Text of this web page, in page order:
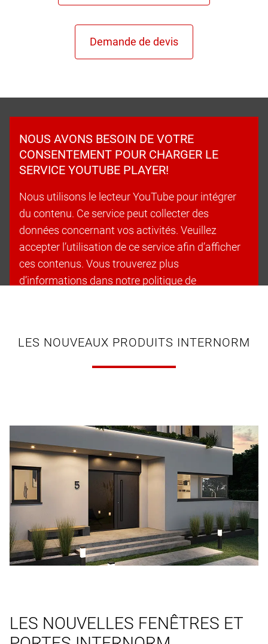
NOUS AVONS BESOIN DE VOTRE
CONSENTEMENT POUR CHARGER LE
SERVICE YOUTUBE PLAYER!
Nous utilisons le lecteur YouTube pour intégrer
du contenu. Ce service peut collecter des
données concernant vos activités. Veuillez
accepter l’utilisation de ce service afin d’afficher
ces contenus. Vous trouverez plus
d’informations dans notre politique de
LES NOUVEAUX PRODUITS INTERNORM
LES NOUVELLES FENÊTRES ET